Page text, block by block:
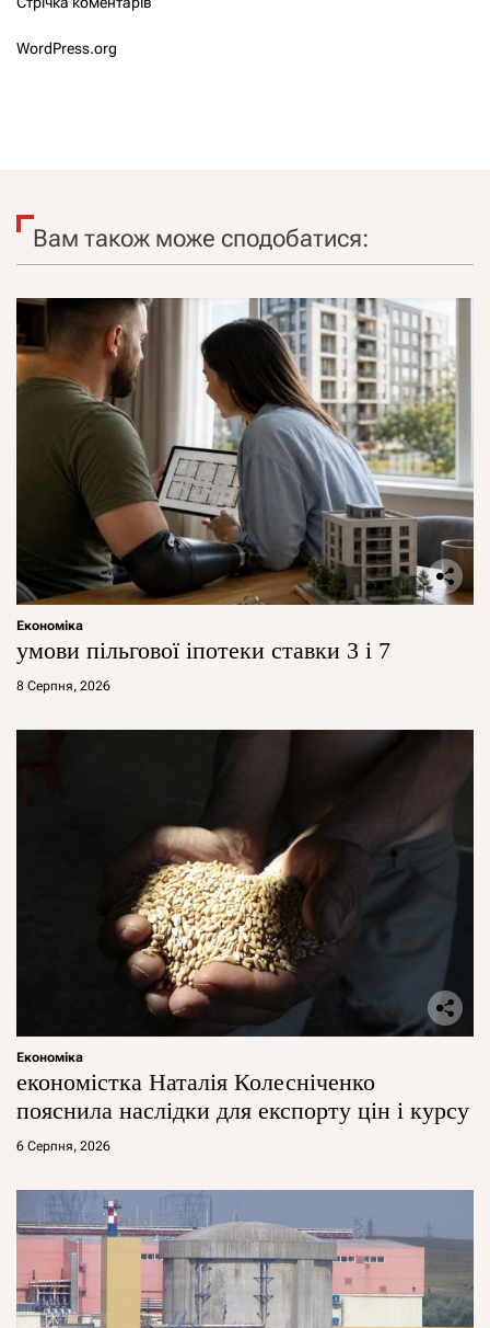
WordPress.org
Вам також може сподобатися:
Економіка
умови пільгової іпотеки ставки 3 і 7
8 Серпня, 2026
Економіка
економістка Наталія Колесніченко
пояснила наслідки для експорту цін і курсу
6 Серпня, 2026